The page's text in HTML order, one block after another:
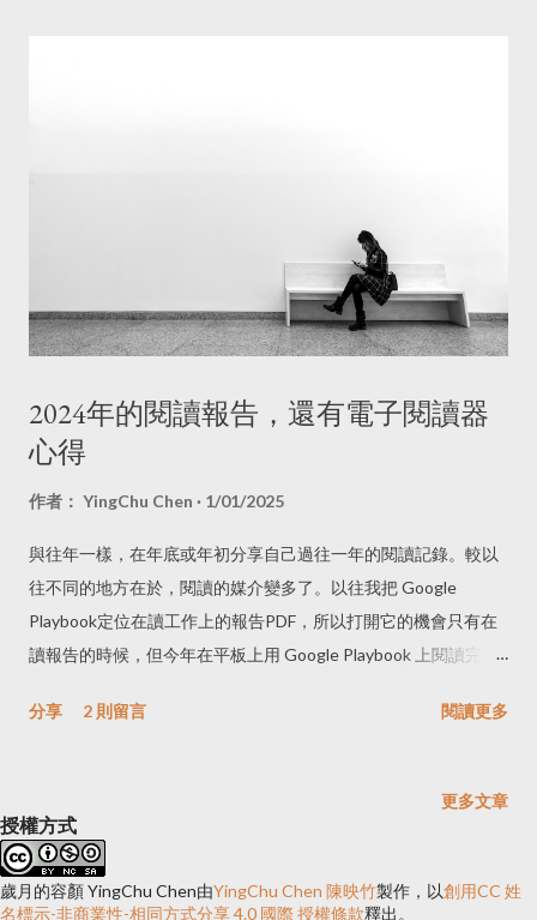
platform for securely collecting, storing, and processing large-
scale data, which supports AI devel...
2024年的閱讀報告，還有電子閱讀器
心得
作者： YingChu Chen 1/01/2025
與往年一樣，在年底或年初分享自己過往一年的閱讀記錄。較以
往不同的地方在於，閱讀的媒介變多了。以往我把 Google
Playbook定位在讀工作上的報告PDF，所以打開它的機會只有在
讀報告的時候，但今年在平板上用 Google Playbook 上閱讀完
所有的電子書閱讀器 除工作用的平板電腦被我拿來閱讀小說外，
Colour，希望開啟彩色電子書的開始。買Kobo的電子閱讀器還有
另一個原因，Kobo平台上可以購買英文電子書，有時我希望在車
程上讀英文書或讀中文書時，不希望身上有太多電子產品，Kobo
是一個很好的選擇。所以我在 Kobo 上的第一本英文書是 《WEB
分享 2 則留言 閱讀更多
更多文章
授權方式
歲月的容顏 YingChu Chen由YingChu Chen 陳映竹製作，以創用CC 姓
名標示-非商業性-相同方式分享 4.0 國際 授權條款釋出。